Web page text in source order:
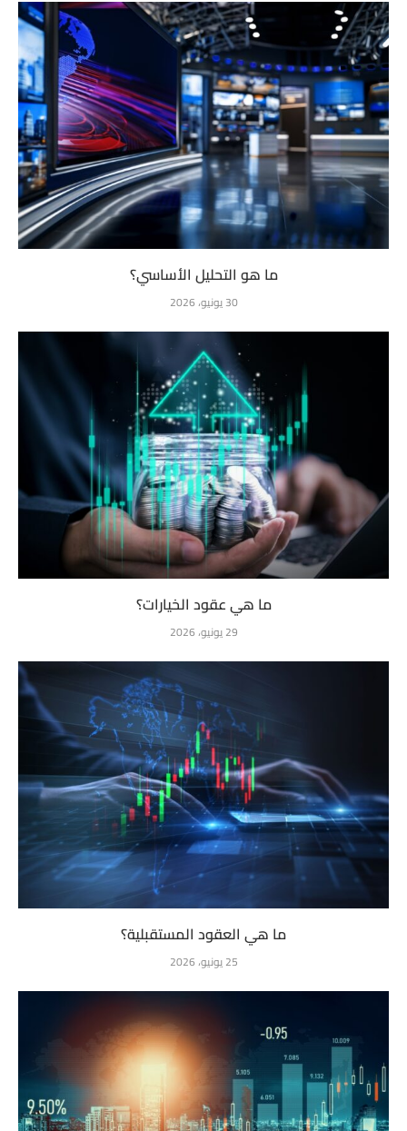
ما هو التحليل الأساسي؟
30 يونيو، 2026
ما هي عقود الخيارات؟
29 يونيو، 2026
ما هي العقود المستقبلية؟
25 يونيو، 2026